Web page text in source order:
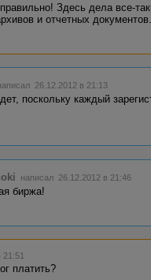
Здесь дела все-
и отчетных
26.12.2012 в 21:13
поскольку каждый
написал 26.12.2012 в 21:46
биржа!
платить?